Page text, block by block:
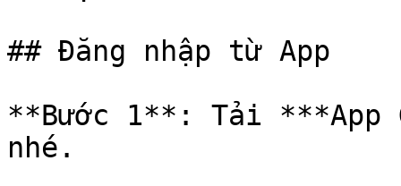
## Đăng nhập từ App
**Bước 1**: Tải
nhé.